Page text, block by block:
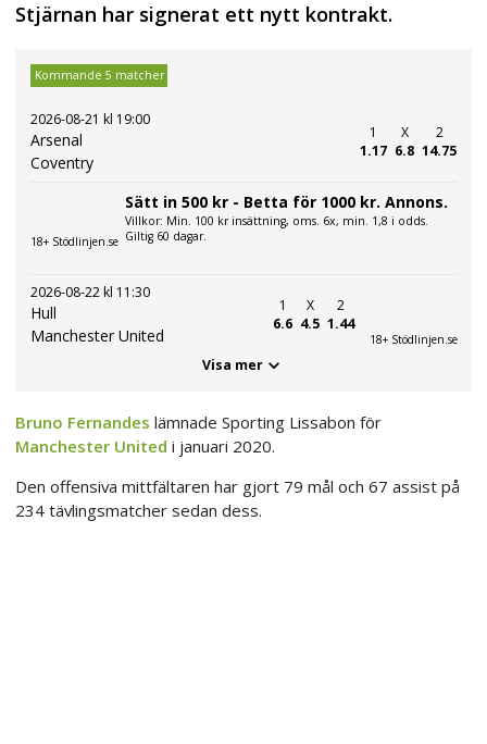
Stjärnan har signerat ett nytt kontrakt.
Kommande 5 matcher
2026-08-21 kl 19:00
Arsenal
Coventry
1
1.17
X
6.8
2
14.75
18+ Stödlinjen.se
Sätt in 500 kr - Betta för 1000 kr. Annons.
Villkor: Min. 100 kr insättning, oms. 6x, min. 1,8 i odds.
Giltig 60 dagar.
2026-08-22 kl 11:30
Hull
Manchester United
1
6.6
X
4.5
2
1.44
18+ Stödlinjen.se
Visa mer
Bruno Fernandes lämnade Sporting Lissabon för
Manchester United i januari 2020.
Den offensiva mittfältaren har gjort 79 mål och 67 assist på
234 tävlingsmatcher sedan dess.